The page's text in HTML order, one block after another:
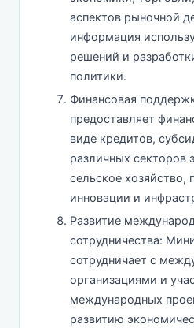
аспектов рыночной
информация
решений и
политики.
Финансовая
предоставляет
виде кредитов,
различных секторов
сельское
инновации и
Развитие
сотрудничества:
сотрудничает с
организациями и
международных
развитию